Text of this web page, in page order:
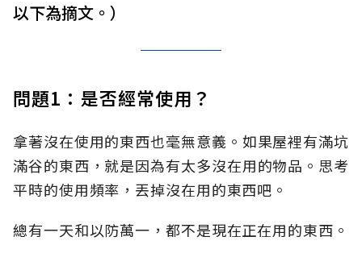
以下為摘文。）
問題1：是否經常使用？
拿著沒在使用的東西也毫無意義。如果屋裡有滿坑
滿谷的東西，就是因為有太多沒在用的物品。思考
平時的使用頻率，丟掉沒在用的東西吧。
總有一天和以防萬一，都不是現在正在用的東西。